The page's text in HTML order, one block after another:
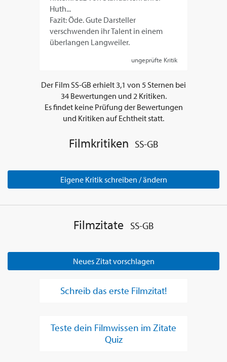
Huth...
Fazit: Öde. Gute Darsteller
verschwenden ihr Talent in einem
überlangen Langweiler.
ungeprüfte Kritik
Der FilmSS-GB erhielt3,1 von 5Sternen bei
34Bewertungen und 2Kritiken.
Es findet keine Prüfung der Bewertungen
und Kritiken auf Echtheit statt.
Filmkritiken SS-GB
Eigene Kritik schreiben / ändern
Filmzitate SS-GB
Neues Zitat vorschlagen
Schreib das erste Filmzitat!
Teste dein Filmwissen im Zitate
Quiz